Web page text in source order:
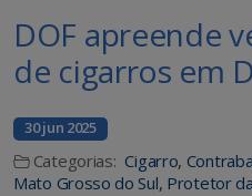
DOF apreende
de cigarros em
30 jun 2025
Categorias: Cigarro,
Mato Grosso do Sul, Protetor